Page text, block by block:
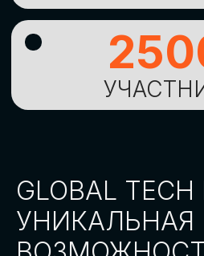
ОСТАВИТЬ
ЗАЯВКУ
СТАТЬ СПИКЕРОМ
Оставьте заявку, наши менеджеры